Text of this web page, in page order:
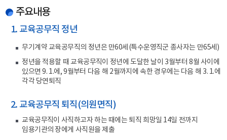
주요내용
1. 교육공무직 정년
무기계약 교육공무직의 정년은 만60세(특수운영직군 종사자는 만65세)
정년을 적용할 때 교육공무직이 정년에 도달한 날이 3월부터 8월 사이에
있으면 9. 1.에, 9월부터 다음 해 2월까지에 속한 경우에는 다음 해 3. 1.에
각각 당연퇴직
2. 교육공무직 퇴직(의원면직)
교육공무직이 사직하고자 하는 때에는 퇴직 희망일 14일 전까지
임용기관의 장에게 사직원을 제출